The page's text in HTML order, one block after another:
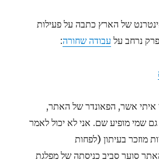
של הארץ כתבה על פעילות
נרחב על עבודה שחורה:
איתי אשר, הפאונדר של האתר,
שמי מופיע שם. אני לא יכול לאמר
מוזכר בעיתון (לפחות
סוער סביב כניסתה של מפלגת